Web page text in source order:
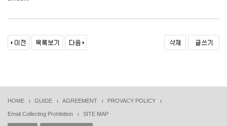
HOME GUIDE AGREEMENT PROVACY POLICY
Email Collecting Prohibition SITE MAP